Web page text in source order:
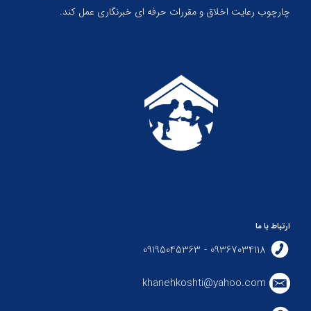
چارچوب رعایت اخلاق و مقررات حرفه ای خبرنگاری عمل کند.
ارتباط با ما
09367034118 - 09195045363
khanehkoshti@yahoo.com